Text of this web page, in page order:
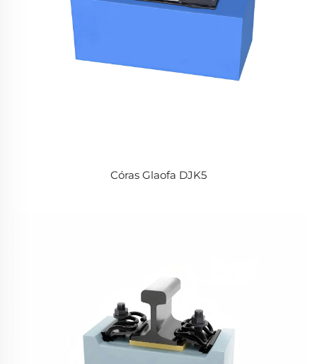
Córas Glaofa DJK5